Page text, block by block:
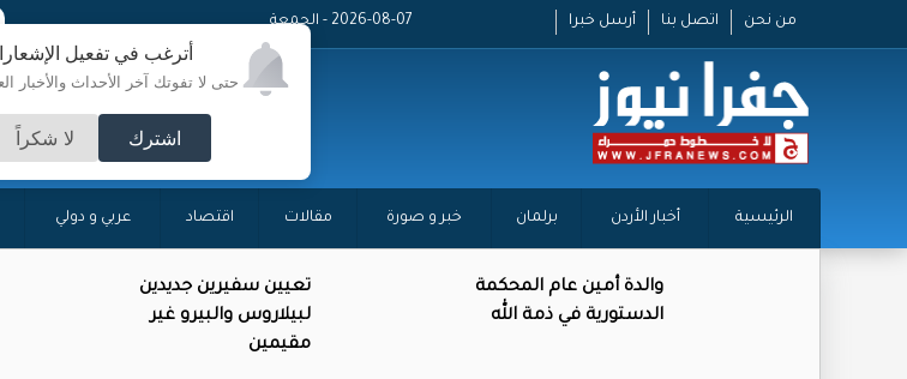
أترغب في تفعيل
حتى لا تفوتك آخر الأحداث والأخبار
اشترك لا شكراً
من نحن اتصل بنا أرسل خبرا 2026-08-07 - الجمعة
الرئيسية أخبار الأردن برلمان خبر و صورة مقالات اقتصاد عربي و دولي
والدة أمين عام المحكمة
الدستورية في ذمة الله
تعيين سفيرين جديدين
لبيلاروس والبيرو غير
مقيمين